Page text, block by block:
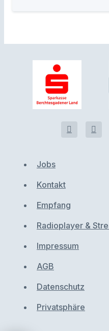
Jobs
Kontakt
Empfang
Radioplayer &
Impressum
AGB
Datenschutz
Privatsphäre